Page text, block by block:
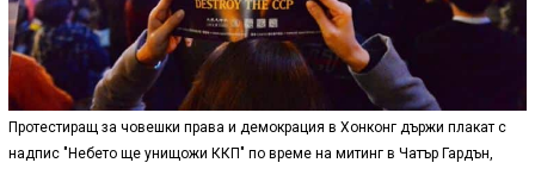
Протестиращ за човешки права и демокрация в Хонконг държи плакат с
надпис "Небето ще унищожи ККП" по време на митинг в Чатър Гардън,